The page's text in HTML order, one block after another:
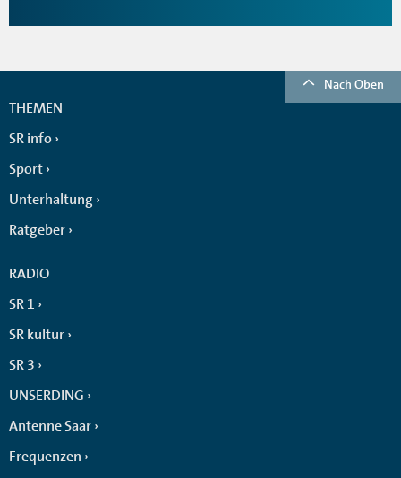
Nach Oben
THEMEN
SR info
Sport
Unterhaltung
Ratgeber
RADIO
SR 1
SR kultur
SR 3
UNSERDING
Antenne Saar
Frequenzen